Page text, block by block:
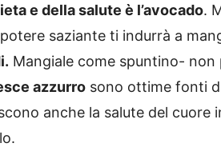
e della salute è l’avocado.
saziante ti indurrà a
Mangiale come spuntino- non
azzurro sono ottime fonti
anche la salute del cuore